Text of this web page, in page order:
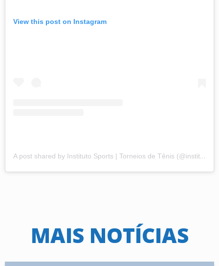
View this post on Instagram
A post shared by Instituto Sports | Torneios de Tênis (@institutosports)
MAIS NOTÍCIAS